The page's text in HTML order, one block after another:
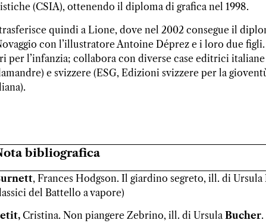
(CSIA), ottenendo il diploma di grafica nel 1998.
quindi a Lione, dove nel 2002 consegue il
con l’illustratore Antoine Déprez e i loro due
per l’infanzia; collabora con diverse case editrici
e svizzere (ESG, Edizioni svizzere per la
bibliografica
, Frances Hodgson. Il giardino segreto, ill. di Ursula
del Battello a vapore)
Cristina. Non piangere Zebrino, ill. di Ursula Bucher.